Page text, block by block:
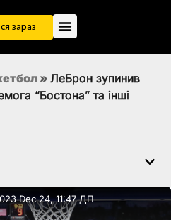
зараз
» ЛеБрон зупинив
“Бостона” та інші
Dec 24, 11:47 ДП